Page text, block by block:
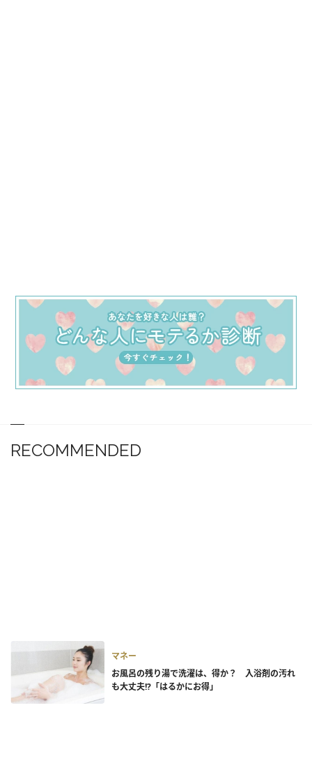
RECOMMENDED
マネー
お風呂の残り湯で洗濯は、得か？ 入浴剤の汚れ
も大丈夫!?「はるかにお得」